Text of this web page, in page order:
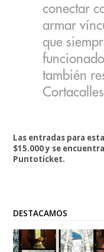
conectar
armar
que
también
Las entradas para
$15.000 y se
Puntoticket.
DESTACAMOS